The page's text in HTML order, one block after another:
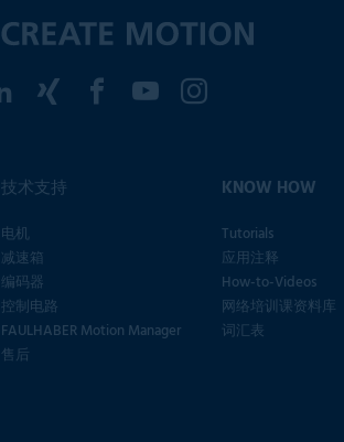
技术支持
电机
减速箱
编码器
控制电路
FAULHABER Motion Manager
售后
KNOW HOW
Tutorials
应用注释
How-to-Videos
网络培训课资料库
词汇表